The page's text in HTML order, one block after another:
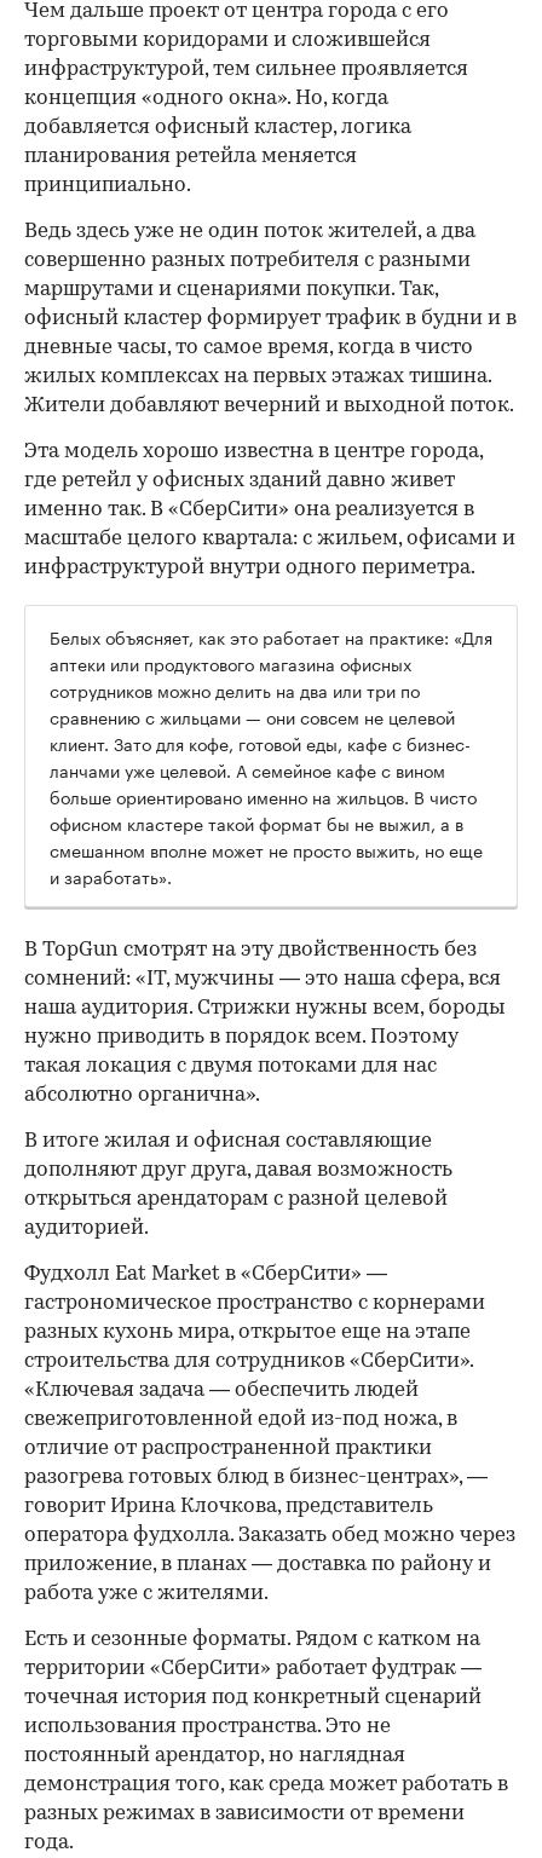
Чем дальше проект от центра города с его
торговыми коридорами и сложившейся
инфраструктурой, тем сильнее проявляется
концепция «одного окна». Но, когда
добавляется офисный кластер, логика
планирования ретейла меняется
принципиально.
Ведь здесь уже не один поток жителей, а два
совершенно разных потребителя с разными
маршрутами и сценариями покупки. Так,
офисный кластер формирует трафик в будни и в
дневные часы, то самое время, когда в чисто
жилых комплексах на первых этажах тишина.
Жители добавляют вечерний и выходной поток.
Эта модель хорошо известна в центре города,
где ретейл у офисных зданий давно живет
именно так. В «СберСити» она реализуется в
масштабе целого квартала: с жильем, офисами и
инфраструктурой внутри одного периметра.
Белых объясняет, как это работает на практике: «Для
аптеки или продуктового магазина офисных
сотрудников можно делить на два или три по
сравнению с жильцами — они совсем не целевой
клиент. Зато для кофе, готовой еды, кафе с бизнес-
ланчами уже целевой. А семейное кафе с вином
больше ориентировано именно на жильцов. В чисто
офисном кластере такой формат бы не выжил, а в
смешанном вполне может не просто выжить, но еще
и заработать».
В TopGun смотрят на эту двойственность без
сомнений: «IT, мужчины — это наша сфера, вся
наша аудитория. Стрижки нужны всем, бороды
нужно приводить в порядок всем. Поэтому
такая локация с двумя потоками для нас
абсолютно органична».
В итоге жилая и офисная составляющие
дополняют друг друга, давая возможность
открыться арендаторам с разной целевой
аудиторией.
Фудхолл Eat Market в «СберСити» —
гастрономическое пространство с корнерами
разных кухонь мира, открытое еще на этапе
строительства для сотрудников «СберСити».
«Ключевая задача — обеспечить людей
свежеприготовленной едой из-под ножа, в
отличие от распространенной практики
разогрева готовых блюд в бизнес-центрах», —
говорит Ирина Клочкова, представитель
оператора фудхолла. Заказать обед можно через
приложение, в планах — доставка по району и
работа уже с жителями.
Есть и сезонные форматы. Рядом с катком на
территории «СберСити» работает фудтрак —
точечная история под конкретный сценарий
использования пространства. Это не
постоянный арендатор, но наглядная
демонстрация того, как среда может работать в
разных режимах в зависимости от времени
года.